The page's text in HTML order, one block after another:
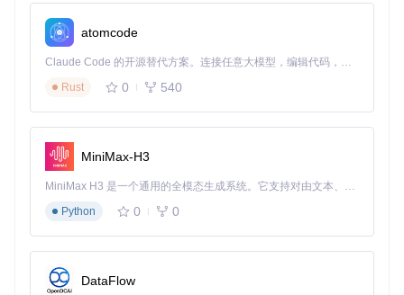
只需点击鼠标，即可完成复杂的系统参数调节，无需深入系统
设置。
用户真实场景：不同需求的优化策略
游戏玩家场景
优化方案 ：
开启高性能模式，释放硬件潜力
将风扇设置为自动模式，让系统根据负载调节转速
游戏间隙使用"一键降温"功能，快速降低核心温度
内容创作者场景
挑战：视频渲染和3D建模时CPU占用高，处理速度慢
atomcode
Claude Code 的开源替代方案。连接任意大模型，编辑代码，运行命令，自动验证 — 全自动执行。用 Rust 构建，极致性能。 ｜ An open-source alternative to Claude Code. Connect any LLM, edit code, run commands, and verify changes — autonomously. Built in Rust for speed. Get Started
Rust
0 540
MiniMax-H3
MiniMax H3 是一个通用的全模态生成系统。它支持对由文本、图像、视频和音频组成的多模态上下文进行统一理解，并能生成分辨率高达 2K、时长可达 15 秒的带原生立体声音频的视频。得益于面向任务泛化的系统设计，H3 在预训练阶段就已具备广泛的多模态上下文理解与生成能力，能够出色地执行复杂的多模态指令。
Python
0 0
DataFlow